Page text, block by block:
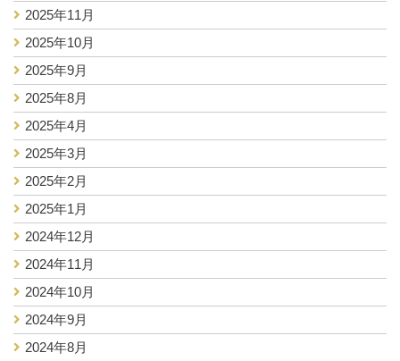
2025年11月
2025年10月
2025年9月
2025年8月
2025年4月
2025年3月
2025年2月
2025年1月
2024年12月
2024年11月
2024年10月
2024年9月
2024年8月